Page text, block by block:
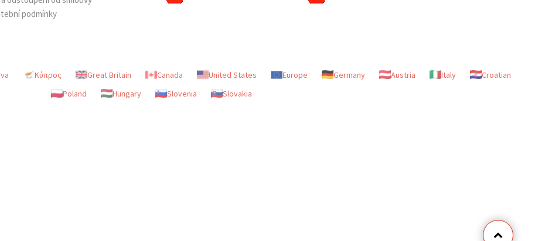
podmínky
Κύπρος Great Britain Canada United States Europe Germany Austria Italy
Croatian
Poland
Hungary Slovenia Slovakia